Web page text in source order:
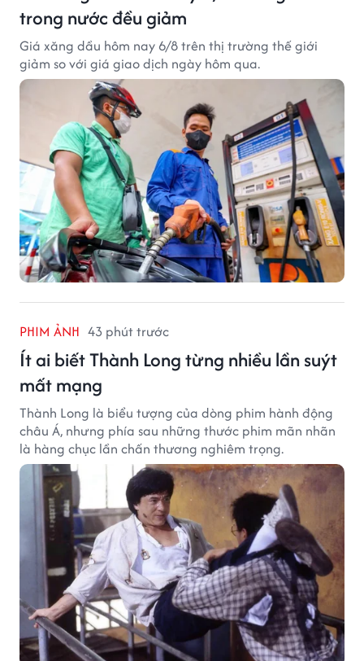
trong nước đều giảm
Giá xăng dầu hôm nay 6/8 trên thị trường thế giới
giảm so với giá giao dịch ngày hôm qua.
PHIM ẢNH 43 phút trước
Ít ai biết Thành Long từng nhiều lần suýt
mất mạng
Thành Long là biểu tượng của dòng phim hành động
châu Á, nhưng phía sau những thước phim mãn nhãn
là hàng chục lần chấn thương nghiêm trọng.